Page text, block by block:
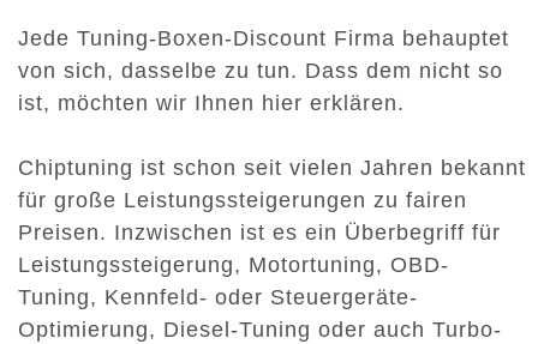
Jede Tuning-Boxen-Discount Firma behauptet
von sich, dasselbe zu tun. Dass dem nicht so
ist, möchten wir Ihnen hier erklären.
Chiptuning ist schon seit vielen Jahren bekannt
für große Leistungssteigerungen zu fairen
Preisen. Inzwischen ist es ein Überbegriff für
Leistungssteigerung, Motortuning, OBD-
Tuning, Kennfeld- oder Steuergeräte-
Optimierung, Diesel-Tuning oder auch Turbo-